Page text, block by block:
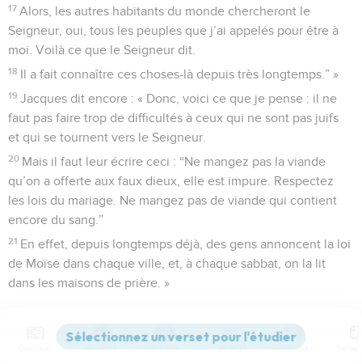
17 Alors, les autres habitants du monde chercheront le
Seigneur, oui, tous les peuples que j’ai appelés pour être à
moi. Voilà ce que le Seigneur dit.
18 Il a fait connaître ces choses-là depuis très longtemps.” »
19 Jacques dit encore : « Donc, voici ce que je pense : il ne
faut pas faire trop de difficultés à ceux qui ne sont pas juifs
et qui se tournent vers le Seigneur.
20 Mais il faut leur écrire ceci : “Ne mangez pas la viande
qu’on a offerte aux faux dieux, elle est impure. Respectez
les lois du mariage. Ne mangez pas de viande qui contient
encore du sang.”
21 En effet, depuis longtemps déjà, des gens annoncent la loi
de Moïse dans chaque ville, et, à chaque sabbat, on la lit
dans les maisons de prière. »
La lettre envoyée aux croyants non juifs
Versions Commentaires Strong